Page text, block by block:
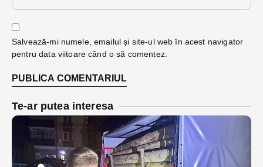
Salvează-mi numele, emailul și site-ul web în acest navigator
pentru data viitoare când o să comentez.
Te-ar putea interesa